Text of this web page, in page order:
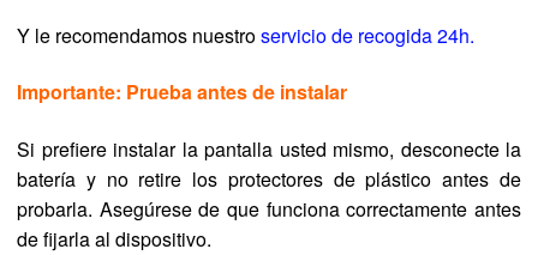
Y le recomendamos nuestroservicio de recogida 24h.
Importante: Prueba antes de instalar
Si prefiere instalar la pantalla usted mismo, desconecte la
batería y no retire los protectores de plástico antes de
probarla. Asegúrese de que funciona correctamente antes
de fijarla al dispositivo.